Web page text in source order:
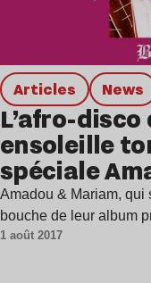
Articles news
L’afro-disco
ensoleille
spéciale
Amadou & Mariam, qui
bouche de leur album
1 août 2017